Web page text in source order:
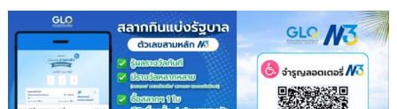
สืบสาน
พุทธ
ประเพณี
ส่ง
ต่อ
แรง